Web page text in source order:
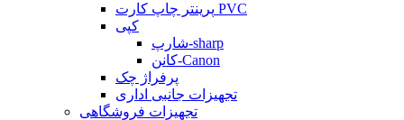
پرینتر چاپ کارت PVC
کپی
شارپ-sharp
کانن-Canon
پرفراژ چک
تجهیزات جانبی اداری
تجهیزات فروشگاهی